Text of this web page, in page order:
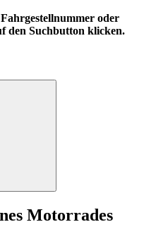
oder
den Suchbutton klicken.
Motorrades